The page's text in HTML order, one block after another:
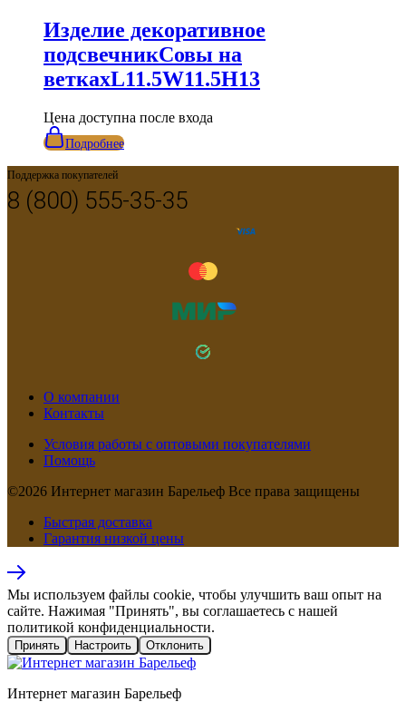
Изделие декоративное
подсвечникСовы на
веткахL11.5W11.5H13
Цена доступна после входа
Подробнее
Поддержка покупателей
8 (800) 555-35-35
О компании
Контакты
Условия работы с оптовыми покупателями
Помощь
©2026 Интернет магазин Барельеф Все права защищены
Быстрая доставка
Гарантия низкой цены
Мы используем файлы cookie, чтобы улучшить ваш опыт на
сайте. Нажимая "Принять", вы соглашаетесь с нашей
политикой конфиденциальности.
Принять Настроить Отклонить
Интернет магазин Барельеф